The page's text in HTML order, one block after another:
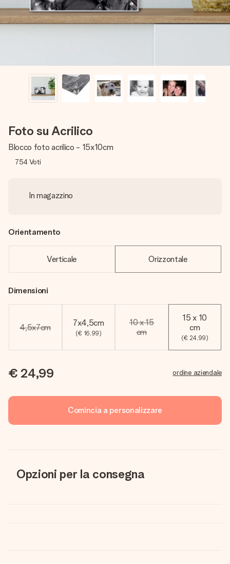
Foto su Acrilico
Blocco foto acrilico - 15x10cm
754 Voti
In magazzino
Orientamento
Verticale Orizzontale
Dimensioni
4,5x7cm 7x4,5cm
(€ 16,99)
10 x 15
cm
15 x 10
cm
(€ 24,99)
€ 24,99 ordine aziendale
Comincia a personalizzare
Opzioni per la consegna